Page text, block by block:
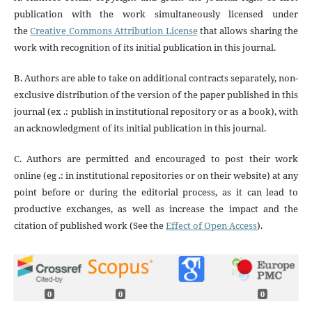
publication with the work simultaneously licensed under
theCreative Commons Attribution Licensethat allows sharing the
work with recognition of its initial publication in this journal.
B. Authors are able to take on additional contracts separately, non-
exclusive distribution of the version of the paper published in this
journal (ex .: publish in institutional repository or as a book), with
an acknowledgment of its initial publication in this journal.
C. Authors are permitted and encouraged to post their work
online (eg .: in institutional repositories or on their website) at any
point before or during the editorial process, as it can lead to
productive exchanges, as well as increase the impact and the
citation of published work (See theEffect of Open Access).
0 0 0